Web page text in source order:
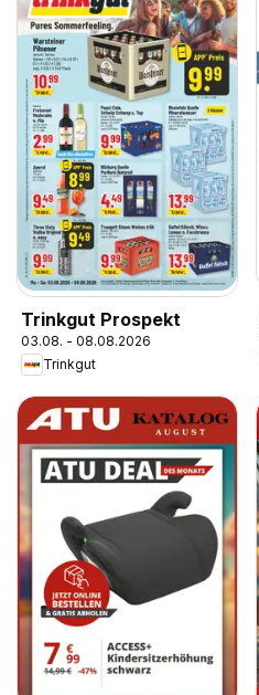
Trinkgut Prospekt
03.08. - 08.08.2026
Trinkgut